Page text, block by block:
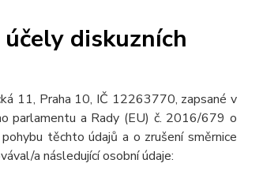
diskuzních
11, Praha 10, IČ 12263770, zapsané v
parlamentu a Rady (EU) č. 2016/679 o
těchto údajů a o zrušení směrnice
a následující osobní údaje: